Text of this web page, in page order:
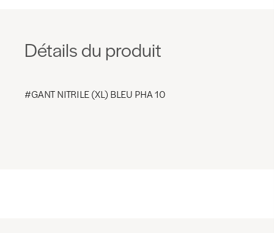
Détails du produit
#GANT NITRILE (XL) BLEU PHA 10